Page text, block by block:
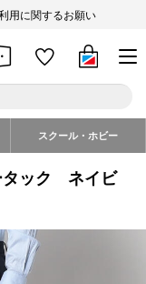
用に関するお願い
スクール・ホビー
タック ネイビ